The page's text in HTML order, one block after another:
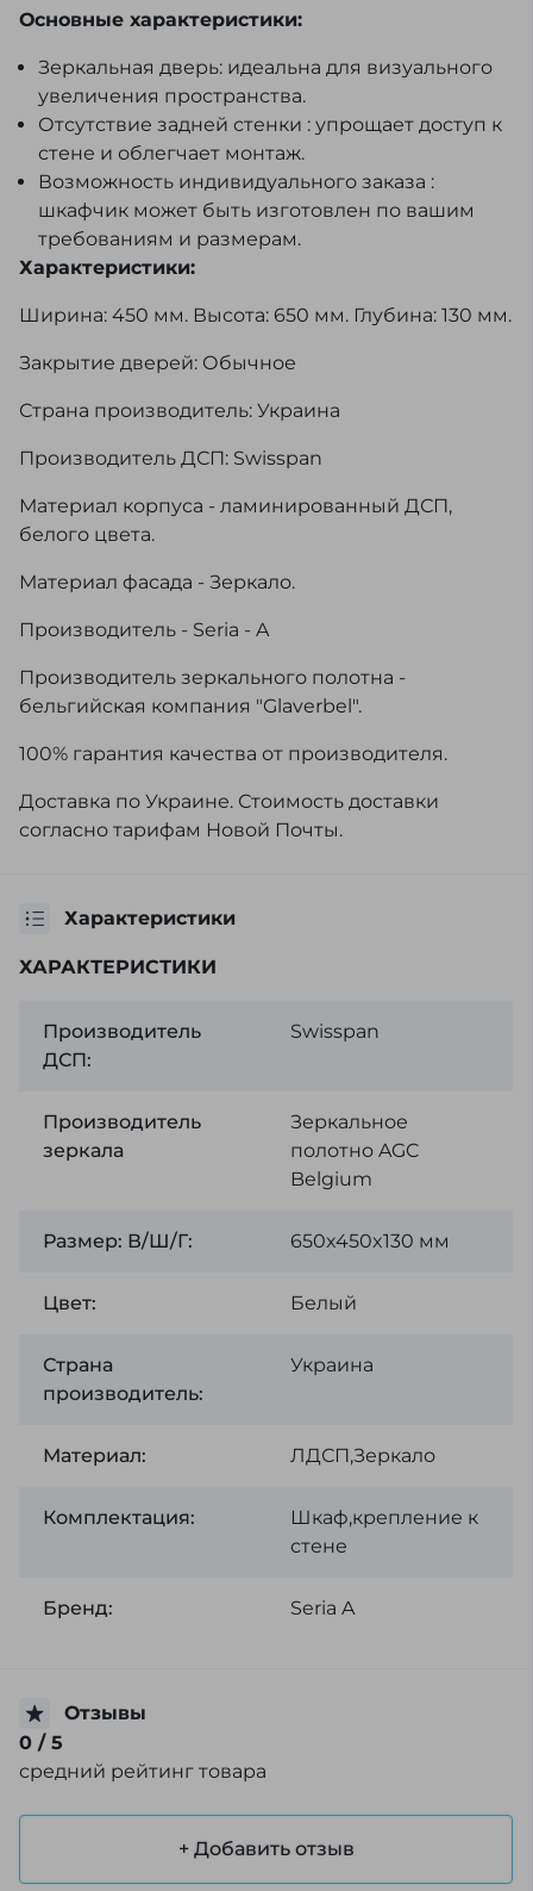
Основные характеристики:
Зеркальная дверь: идеальна для визуального
увеличения пространства.
Отсутствие задней стенки : упрощает доступ к
стене и облегчает монтаж.
Возможность индивидуального заказа :
шкафчик может быть изготовлен по вашим
требованиям и размерам.
Характеристики:
Ширина: 450 мм. Высота: 650 мм. Глубина: 130 мм.
Закрытие дверей: Обычное
Страна производитель: Украина
Производитель ДСП: Swisspan
Материал корпуса - ламинированный ДСП,
белого цвета.
Материал фасада - Зеркало.
Производитель - Seria - A
Производитель зеркального полотна -
бельгийская компания "Glaverbel".
100% гарантия качества от производителя.
Доставка по Украине. Стоимость доставки
согласно тарифам Новой Почты.
Характеристики
ХАРАКТЕРИСТИКИ
Производитель
ДСП:
Swisspan
Производитель
зеркала
Зеркальное
полотно AGC
Belgium
Размер: В/Ш/Г: 650x450x130 мм
Цвет: Белый
Страна
производитель:
Украина
Материал: ЛДСП,Зеркало
Комплектация:
Шкаф,крепление к
стене
Бренд: Seria A
Отзывы
0 / 5
средний рейтинг товара
+ Добавить отзыв